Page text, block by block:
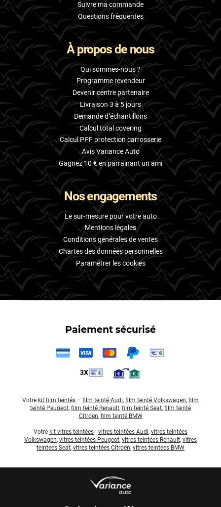
Suivre ma commande
Questions fréquentes
À propos de nous
Qui sommes-nous ?
Programme revendeur
Devenir centre partenaire
Livraison 3 à 5 jours
Demande d’échantillons
Calcul total covering
Calcul PPF protection carrosserie
Avis Variance Auto
Gagnez 10 € en parrainant un ami
Nos engagements
Le sur-mesure pour votre auto
Mentions légales
Conditions générales de ventes
Chartes des données personnelles
Paramétrer les cookies
Paiement sécurisé
3X
Votre kit film teintés – film teinté Audi, film teinté Volkswagen, film
teinté Peugeot, film teinté Renault, film teinté Seat, film teinté
Citroën, film teinté BMW
Votre kit vitres teintées - vitres teintées Audi, vitres teintées
Volkswagen, vitres teintées Peugeot, vitres teintées Renault, vitres
teintées Seat, vitres teintées Citroën, vitres teintées BMW